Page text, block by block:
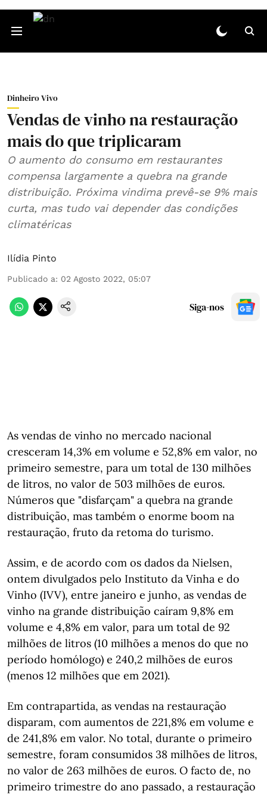
Dinheiro Vivo
Vendas de vinho na restauração
mais do que triplicaram
O aumento do consumo em restaurantes
compensa largamente a quebra na grande
distribuição. Próxima vindima prevê-se 9% mais
curta, mas tudo vai depender das condições
climatéricas
Ilídia Pinto
Publicado a: 02 Agosto 2022, 05:07
Siga-nos
As vendas de vinho no mercado nacional
cresceram 14,3% em volume e 52,8% em valor, no
primeiro semestre, para um total de 130 milhões
de litros, no valor de 503 milhões de euros.
Números que "disfarçam" a quebra na grande
distribuição, mas também o enorme boom na
restauração, fruto da retoma do turismo.
Assim, e de acordo com os dados da Nielsen,
ontem divulgados pelo Instituto da Vinha e do
Vinho (IVV), entre janeiro e junho, as vendas de
vinho na grande distribuição caíram 9,8% em
volume e 4,8% em valor, para um total de 92
milhões de litros (10 milhões a menos do que no
período homólogo) e 240,2 milhões de euros
(menos 12 milhões que em 2021).
Em contrapartida, as vendas na restauração
disparam, com aumentos de 221,8% em volume e
de 241,8% em valor. No total, durante o primeiro
semestre, foram consumidos 38 milhões de litros,
no valor de 263 milhões de euros. O facto de, no
primeiro trimestre do ano passado, a restauração